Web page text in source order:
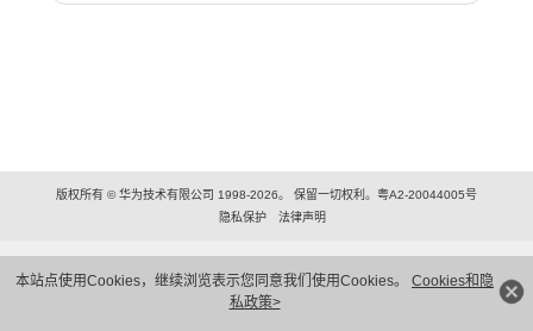
本站点使用Cookies，继续浏览表示您同意我们使用Cookies。 Cookies和隐
私政策>
版权所有 © 华为技术有限公司 1998-2026。 保留一切权利。粤A2-20044005号
隐私保护
法律声明